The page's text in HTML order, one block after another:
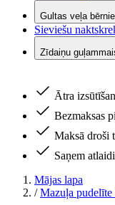
Gultas veļa
Sieviešu
Zīdaiņu
Ātra
Bezmaksas
Maksā droši
Saņem
Mājas lapa
/ Mazuļa